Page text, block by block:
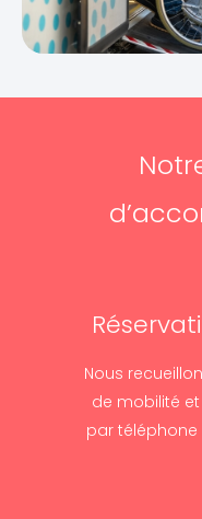
Nous
de mobilité
par